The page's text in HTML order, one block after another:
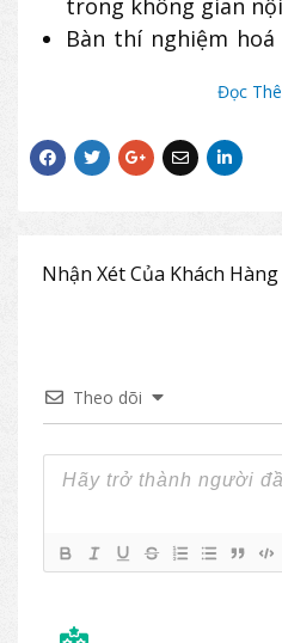
trong không gian
Bàn thí nghiệm hoá
Khung bàn
điện, mặt bàn
có ổ cắm điện.
khung sơn tĩnh
Đọc
Nhận Xét Của Khách Hàng
Theo dõi